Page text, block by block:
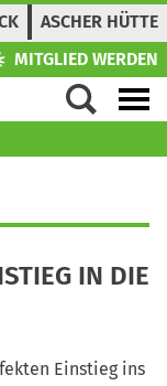
ASCHER HÜTTE
MITGLIED WERDEN
IN DIE
Einstieg ins